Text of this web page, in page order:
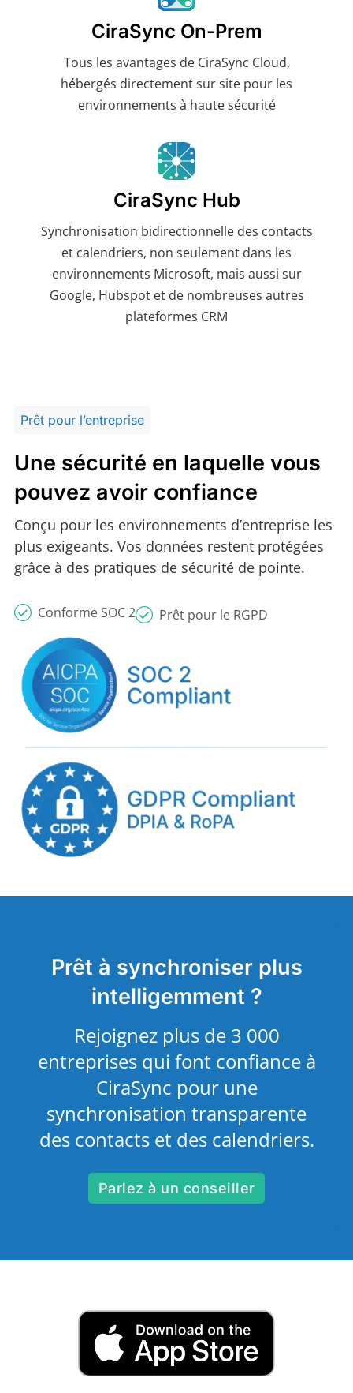
CiraSync On-Prem
Tous les avantages de CiraSync Cloud,
hébergés directement sur site pour les
environnements à haute sécurité
CiraSync Hub
Synchronisation bidirectionnelle des contacts
et calendriers, non seulement dans les
environnements Microsoft, mais aussi sur
Google, Hubspot et de nombreuses autres
plateformes CRM
Prêt pour l’entreprise
Une sécurité en laquelle vous
pouvez avoir confiance
Conçu pour les environnements d’entreprise les
plus exigeants. Vos données restent protégées
grâce à des pratiques de sécurité de pointe.
Conforme SOC 2 Prêt pour le RGPD
Prêt à synchroniser plus
intelligemment ?
Rejoignez plus de 3 000
entreprises qui font confiance à
CiraSync pour une
synchronisation transparente
des contacts et des calendriers.
Parlez à un conseiller